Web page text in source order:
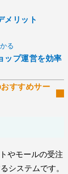
メリット
る
ップ運営を効率
すすめサー
やモールの受注
システムです。